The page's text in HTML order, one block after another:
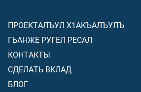
ПРОЕКТАЛЪУЛ Х1АКЪАЛЪУЛЪ
ГЬАНЖЕ РУГЕЛ РЕСАЛ
КОНТАКТЫ
СДЕЛАТЬ ВКЛАД
БЛОГ